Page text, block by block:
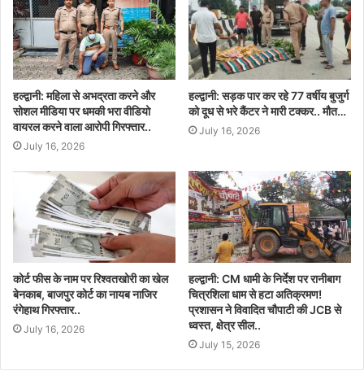
हल्द्वानी: महिला से अभद्रता करने और
सोशल मीडिया पर धमकी भरा वीडियो
वायरल करने वाला आरोपी गिरफ्तार..
July 16, 2026
हल्द्वानी: सड़क पार कर रहे 77 वर्षीय बुजुर्ग
को दूध से भरे कैंटर ने मारी टक्कर.. मौत…
July 16, 2026
कोर्ट फीस के नाम पर रिश्वतखोरी का खेल
बेनकाब, बाजपुर कोर्ट का नायब नाजिर
रंगेहाथ गिरफ्तार..
July 16, 2026
हल्द्वानी: CM धामी के निर्देश पर रानीबाग
चित्रशिला धाम से हटा अतिक्रमण!
प्रशासन ने विवादित चौपाटी की JCB से
ध्वस्त, क्षेत्र सील..
July 15, 2026